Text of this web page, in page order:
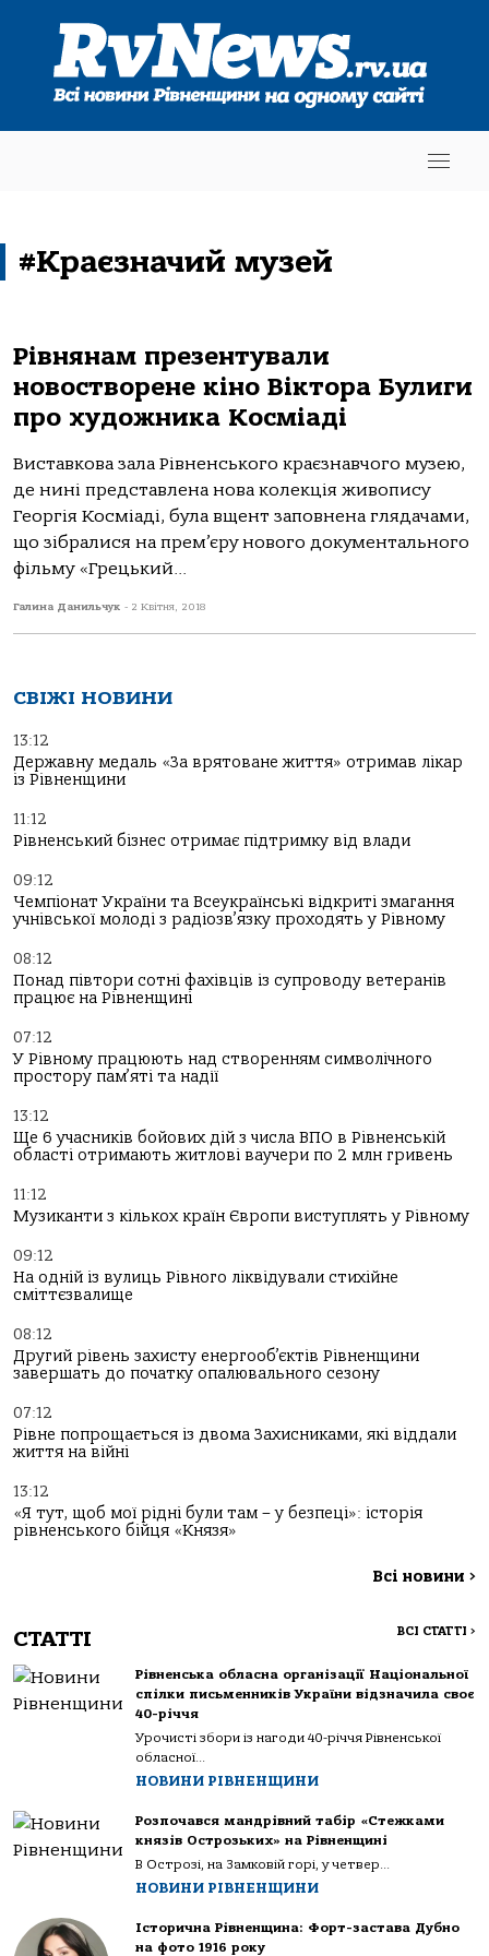
#Краєзначий музей
Рівнянам презентували
новостворене кіно Віктора Булиги
про художника Косміаді
Виставкова зала Рівненського краєзнавчого музею,
де нині представлена нова колекція живопису
Георгія Косміаді, була вщент заповнена глядачами,
що зібралися на прем’єру нового документального
фільму «Грецький...
Галина Данильчук - 2 Квітня, 2018
СВІЖІ НОВИНИ
13:12
Державну медаль «За врятоване життя» отримав лікар
із Рівненщини
11:12
Рівненський бізнес отримає підтримку від влади
09:12
Чемпіонат України та Всеукраїнські відкриті змагання
учнівської молоді з радіозв’язку проходять у Рівному
08:12
Понад півтори сотні фахівців із супроводу ветеранів
працює на Рівненщині
07:12
У Рівному працюють над створенням символічного
простору пам’яті та надії
13:12
Ще 6 учасників бойових дій з числа ВПО в Рівненській
області отримають житлові ваучери по 2 млн гривень
11:12
Музиканти з кількох країн Європи виступлять у Рівному
09:12
На одній із вулиць Рівного ліквідували стихійне
сміттєзвалище
08:12
Другий рівень захисту енергооб’єктів Рівненщини
завершать до початку опалювального сезону
07:12
Рівне попрощається із двома Захисниками, які віддали
життя на війні
13:12
«Я тут, щоб мої рідні були там – у безпеці»: історія
рівненського бійця «Князя»
Всі новини >
СТАТТІ ВСІ СТАТТІ >
Рівненська обласна організації Національної
спілки письменників України відзначила своє
40-річчя
Урочисті збори із нагоди 40-річчя Рівненської
обласної...
НОВИНИ РІВНЕНЩИНИ
Розпочався мандрівний табір «Стежками
князів Острозьких» на Рівненщині
В Острозі, на Замковій горі, у четвер...
НОВИНИ РІВНЕНЩИНИ
Історична Рівненщина: Форт-застава Дубно
на фото 1916 року